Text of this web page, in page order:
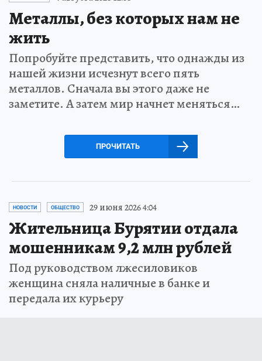
Металлы, без которых нам не
жить
Попробуйте представить, что однажды из
нашей жизни исчезнут всего пять
металлов. Сначала вы этого даже не
заметите. А затем мир начнет меняться…
ПРОЧИТАТЬ
НОВОСТИ ОБЩЕСТВО 29 июня 2026 4:04
Жительница Бурятии отдала
мошенникам 9,2 млн рублей
Под руководством лжесиловиков
женщина сняла наличные в банке и
передала их курьеру